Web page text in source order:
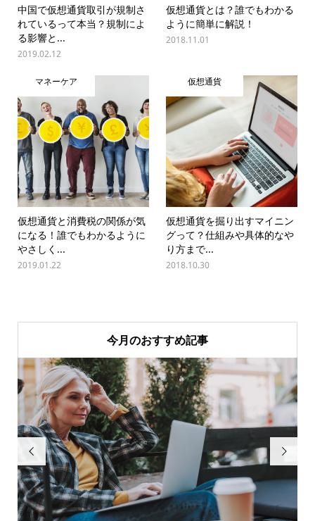
中国で仮想通貨取引が規制さ
れているって本当？規制によ
る影響と...
2019.02.12
仮想通貨とは？誰でもわかる
ように簡単に解説！
2018.11.01
マネーケア
仮想通貨と消費税の関係が気
になる！誰でもわかるように
やさしく...
2019.01.22
仮想通貨
仮想通貨を掘り出すマイニン
グって？仕組みや具体的なや
り方まで...
2018.10.30
今月のおすすめ記事
 